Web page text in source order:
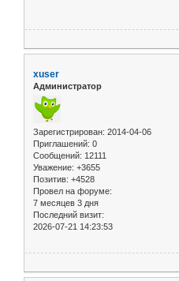
xuser
Администратор
Зарегистрирован: 2014-04-06
Приглашений: 0
Сообщений: 12111
Уважение: +3655
Позитив: +4528
Провел на форуме:
7 месяцев 3 дня
Последний визит:
2026-07-21 14:23:53